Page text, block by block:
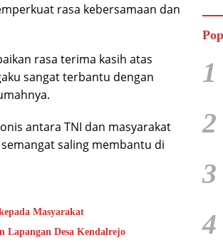
rasa kebersamaan dan
rasa terima kasih atas
sangat terbantu dengan
antara TNI dan masyarakat
saling membantu di
Masyarakat
Lapangan Desa Kendalrejo
1
2
3
4